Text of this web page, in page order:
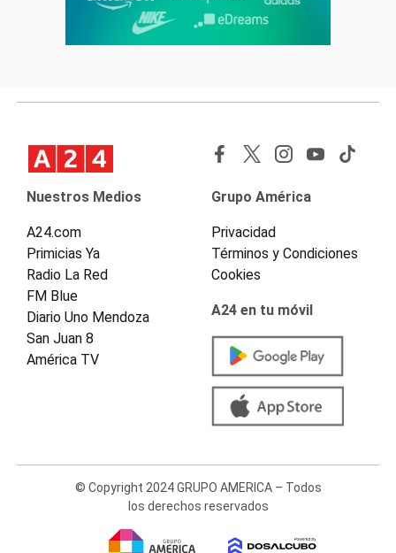
Nuestros Medios
A24.com
Primicias Ya
Radio La Red
FM Blue
Diario Uno Mendoza
San Juan 8
América TV
Grupo América
Privacidad
Términos y Condiciones
Cookies
A24 en tu móvil
© Copyright 2024 GRUPO AMERICA – Todos
los derechos reservados